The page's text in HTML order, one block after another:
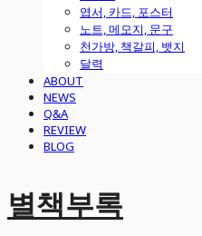
엽서, 카드, 포스터
노트, 메모지, 문구
천가방, 책갈피, 뱃지
달력
ABOUT
NEWS
Q&A
REVIEW
BLOG
별책부록